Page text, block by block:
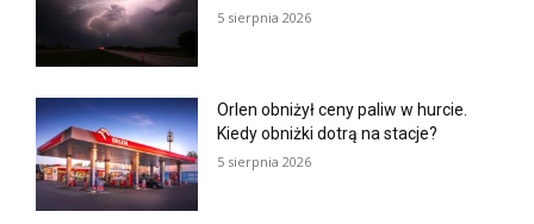
5 sierpnia 2026
Orlen obniżył ceny paliw w hurcie.
Kiedy obniżki dotrą na stacje?
5 sierpnia 2026